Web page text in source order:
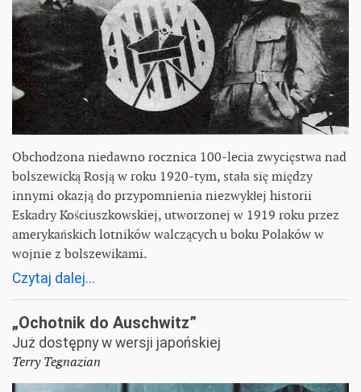
Obchodzona niedawno rocznica 100-lecia zwycięstwa nad
bolszewicką Rosją w roku 1920-tym, stała się między
innymi okazją do przypomnienia niezwykłej historii
Eskadry Kościuszkowskiej, utworzonej w 1919 roku przez
amerykańskich lotników walczących u boku Polaków w
wojnie z bolszewikami.
Czytaj dalej...
„Ochotnik do Auschwitz”
Już dostępny w wersji japońskiej
Terry Tegnazian